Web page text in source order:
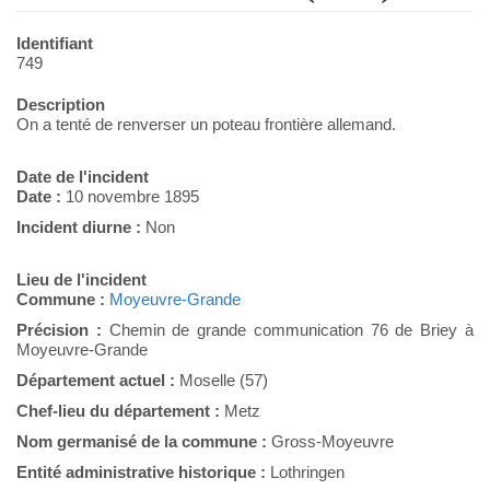
Identifiant
749
Description
On a tenté de renverser un poteau frontière allemand.
Date de l'incident
Date : 10 novembre 1895
Incident diurne : Non
Lieu de l'incident
Commune : Moyeuvre-Grande
Précision : Chemin de grande communication 76 de Briey à
Moyeuvre-Grande
Département actuel : Moselle (57)
Chef-lieu du département : Metz
Nom germanisé de la commune : Gross-Moyeuvre
Entité administrative historique : Lothringen